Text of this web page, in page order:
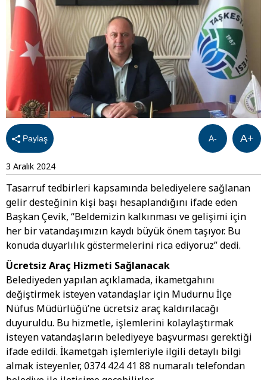
Paylaş A+
A-
3 Aralık 2024
Tasarruf tedbirleri kapsamında belediyelere sağlanan
gelir desteğinin kişi başı hesaplandığını ifade eden
Başkan Çevik, “Beldemizin kalkınması ve gelişimi için
her bir vatandaşımızın kaydı büyük önem taşıyor. Bu
konuda duyarlılık göstermelerini rica ediyoruz” dedi.
Ücretsiz Araç Hizmeti Sağlanacak
Belediyeden yapılan açıklamada, ikametgahını
değiştirmek isteyen vatandaşlar için Mudurnu İlçe
Nüfus Müdürlüğü’ne ücretsiz araç kaldırılacağı
duyuruldu. Bu hizmetle, işlemlerini kolaylaştırmak
isteyen vatandaşların belediyeye başvurması gerektiği
ifade edildi. İkametgah işlemleriyle ilgili detaylı bilgi
almak isteyenler, 0374 424 41 88 numaralı telefondan